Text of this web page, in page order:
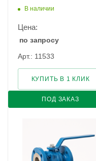
В наличии
Цена:
по запросу
Арт.: 11533
ПОД ЗАКАЗ
КУПИТЬ В 1 КЛИК